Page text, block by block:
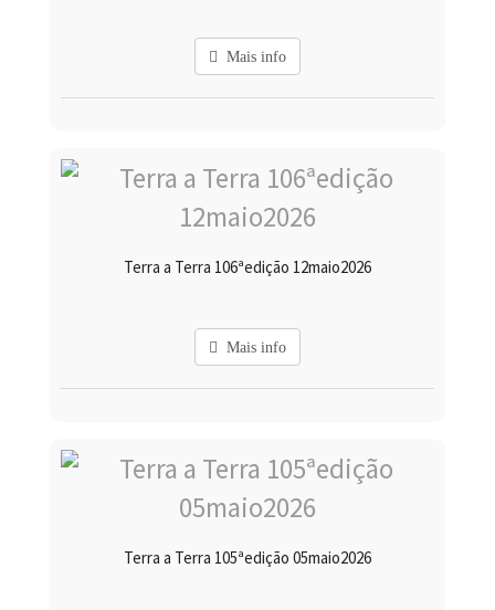
Mais info
Terra a Terra 106ªedição 12maio2026
Mais info
Terra a Terra 105ªedição 05maio2026